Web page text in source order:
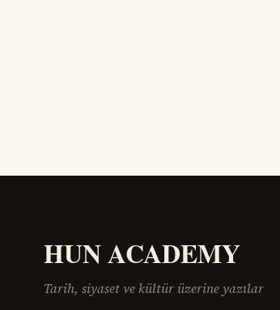
HUN ACADEMY
Tarih, siyaset ve kültür üzerine yazılar